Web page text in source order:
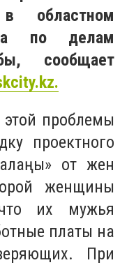
областном
по делам
сообщает
.kz.
проблемы
проектного
» от жен
женщины
их мужья
платы на
При